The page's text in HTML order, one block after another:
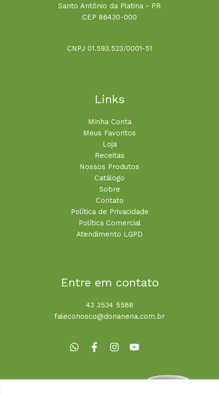
Santo Antônio da Platina - PR
CEP 86430-000
CNPJ 01.593.523/0001-51
Links
Minha Conta
Meus Favoritos
Loja
Receitas
Nossos Produtos
Catálogo
Sobre
Contato
Política de Privacidade
Política Comercial
Atendimento LGPD
Entre em contato
43 3534 5586
faleconosco@donanena.com.br